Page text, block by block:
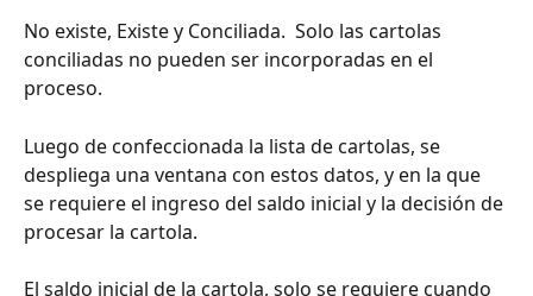
No existe, Existe y Conciliada.  Solo las cartolas
conciliadas no pueden ser incorporadas en el
proceso.
Luego de confeccionada la lista de cartolas, se
despliega una ventana con estos datos, y en la que
se requiere el ingreso del saldo inicial y la decisión de
procesar la cartola.
El saldo inicial de la cartola, solo se requiere cuando